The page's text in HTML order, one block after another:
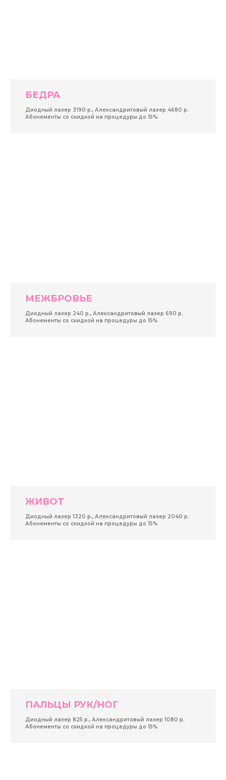
БЕДРА
Диодный лазер 3190 р., Александритовый лазер 4680 р.
Абонементы со скидкой на процедуры до 15%
МЕЖБРОВЬЕ
Диодный лазер 240 р., Александритовый лазер 690 р.
Абонементы со скидкой на процедуры до 15%
ЖИВОТ
Диодный лазер 1320 р., Александритовый лазер 2040 р.
Абонементы со скидкой на процедуры до 15%
ПАЛЬЦЫ РУК/НОГ
Диодный лазер 825 р., Александритовый лазер 1080 р.
Абонементы со скидкой на процедуры до 15%